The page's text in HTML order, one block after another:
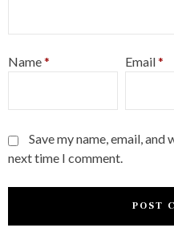
Name* Email*
Save my name, email,
next time I comment.